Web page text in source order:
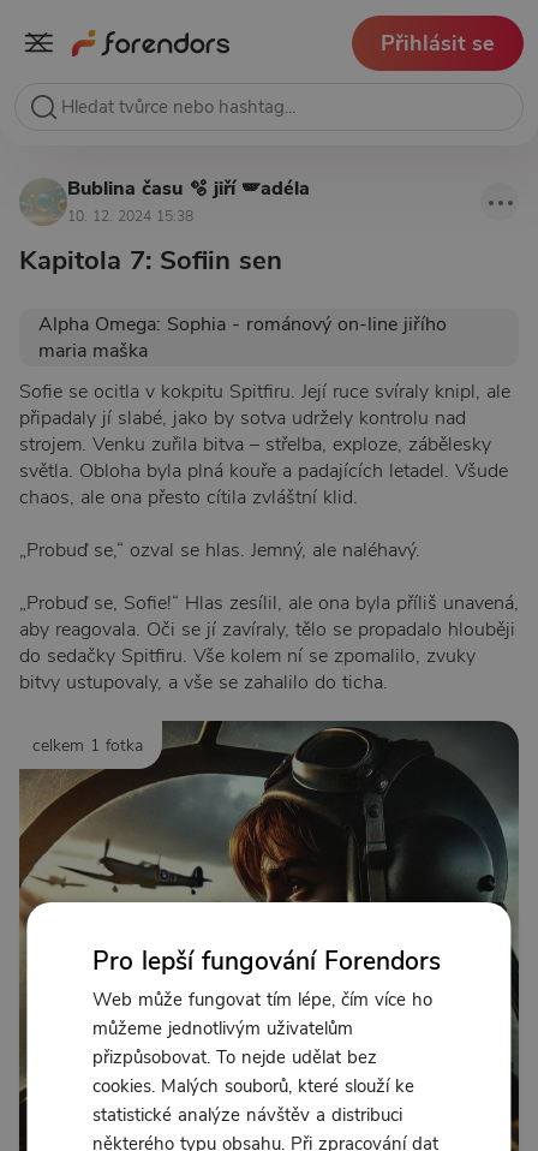
Přihlásit se
Bublina času 🫧 jiří 🪽adéla
10. 12. 2024 15:38
Kapitola 7: Sofiin sen
Alpha Omega: Sophia - románový on-line jiřího
maria maška
Sofie se ocitla v kokpitu Spitfiru. Její ruce svíraly knipl, ale
připadaly jí slabé, jako by sotva udržely kontrolu nad
strojem. Venku zuřila bitva – střelba, exploze, zábělesky
světla. Obloha byla plná kouře a padajících letadel. Všude
chaos, ale ona přesto cítila zvláštní klid.
„Probuď se,“ ozval se hlas. Jemný, ale naléhavý.
„Probuď se, Sofie!“ Hlas zesílil, ale ona byla příliš unavená,
aby reagovala. Oči se jí zavíraly, tělo se propadalo hlouběji
do sedačky Spitfiru. Vše kolem ní se zpomalilo, zvuky
bitvy ustupovaly, a vše se zahalilo do ticha.
celkem 1 fotka
Pro lepší fungování Forendors
Web může fungovat tím lépe, čím více ho
můžeme jednotlivým uživatelům
přizpůsobovat. To nejde udělat bez
cookies. Malých souborů, které slouží ke
statistické analýze návštěv a distribuci
některého typu obsahu. Při zpracování dat